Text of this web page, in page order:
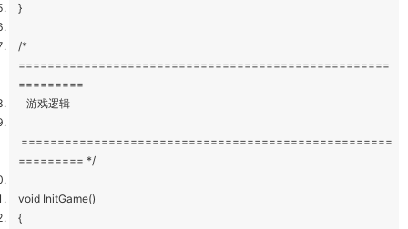
}
/*
===================================================
=========
游戏逻辑
===================================================
========= */
void InitGame()
{